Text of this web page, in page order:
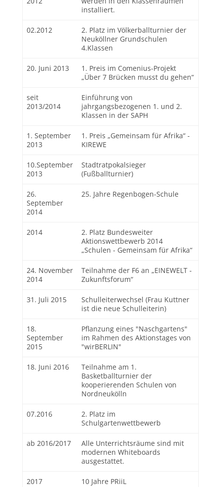
installiert.
02.2012
2. Platz im Völkerballturnier der
Neuköllner Grundschulen
4.Klassen
20. Juni 2013
1. Preis im Comenius-Projekt
„Über 7 Brücken musst du gehen“
seit
2013/2014
Einführung von
jahrgangsbezogenen 1. und 2.
Klassen in der SAPH
1. September
2013
1. Preis „Gemeinsam für Afrika“ -
KIREWE
10.September
2013
Stadtratpokalsieger
(Fußballturnier)
26.
September
2014
25. Jahre Regenbogen-Schule
2014
2. Platz Bundesweiter
Aktionswettbewerb 2014
„Schulen - Gemeinsam für Afrika“
24. November
2014
Teilnahme der F6 an „EINEWELT -
Zukunftsforum“
31. Juli 2015
Schulleiterwechsel (Frau Kuttner
ist die neue Schulleiterin)
18.
September
2015
Pflanzung eines "Naschgartens"
im Rahmen des Aktionstages von
"wirBERLIN"
18. Juni 2016
Teilnahme am 1.
Basketballturnier der
kooperierenden Schulen von
Nordneukölln
07.2016
2. Platz im
Schulgartenwettbewerb
ab 2016/2017
Alle Unterrichtsräume sind mit
modernen Whiteboards
ausgestattet.
2017 10 Jahre PRiiL